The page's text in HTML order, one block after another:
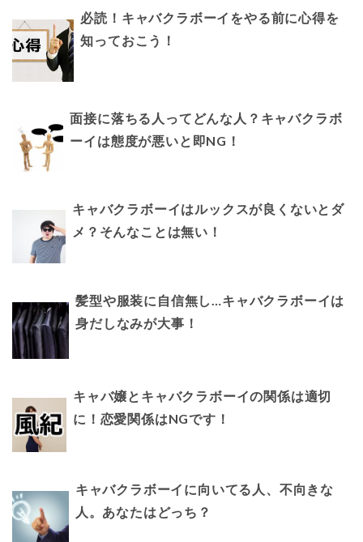
必読！キャバクラボーイをやる前に心得を
知っておこう！
面接に落ちる人ってどんな人？キャバクラボ
ーイは態度が悪いと即NG！
キャバクラボーイはルックスが良くないとダ
メ？そんなことは無い！
髪型や服装に自信無し…キャバクラボーイは
身だしなみが大事！
キャバ嬢とキャバクラボーイの関係は適切
に！恋愛関係はNGです！
キャバクラボーイに向いてる人、不向きな
人。あなたはどっち？